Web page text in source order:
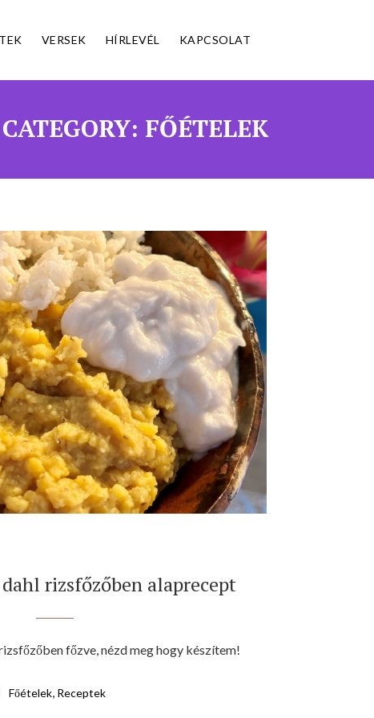
VERSEK HÍRLEVÉL KAPCSOLAT
FŐÉTELEK
dahl rizsfőzőben alaprecept
főzve, nézd meg hogy készítem!
Főételek Receptek